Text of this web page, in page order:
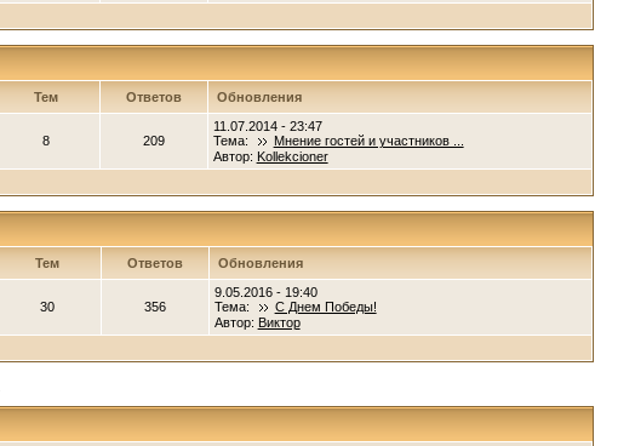
Тем Ответов Обновления
8 209
11.07.2014 - 23:47
Тема:
Мнение гостей и участников ...
Автор: Kollekcioner
Тем Ответов Обновления
30 356
9.05.2016 - 19:40
Тема:
С Днем Победы!
Автор: Виктор